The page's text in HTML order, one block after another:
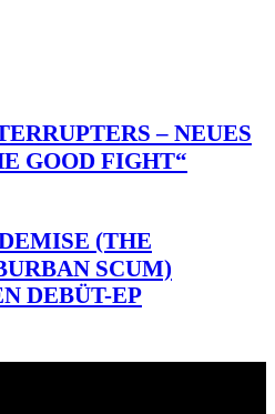
– NEUES
GOOD FIGHT“
(THE
SCUM)
DEBÜT-EP